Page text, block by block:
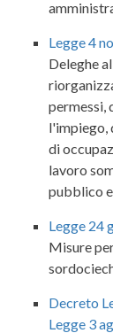
Legge 4
Deleghe
permessi,
l'impiego,
di
lavoro
pubblico
Legge 24
Misure
Decreto
Legge 3